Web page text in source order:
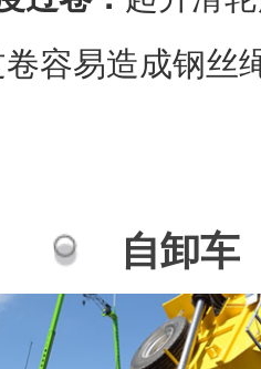
容易造成钢丝
自卸车